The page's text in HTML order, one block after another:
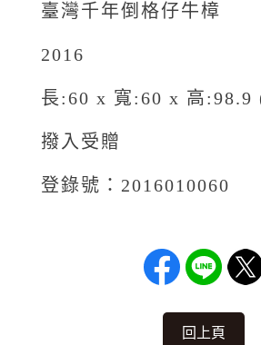
臺灣千年倒格仔牛樟
2016
長:60 x 寬:60 x 高:98.9
撥入受贈
登錄號：2016010060
回上頁